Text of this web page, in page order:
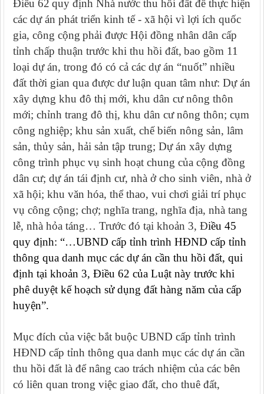
Điều 62 quy định Nhà nước thu hồi đất đểthực hiện
các dự án phát triển kinh tế - xã hội vì lợi ích quốc
gia, công cộng phải được Hội đồng nhân dân cấp
tỉnh chấp thuận trước khi thu hồi đất, bao gồm 11
loại dự án, trong đó có cả các dự án “nuốt” nhiều
đất thời gian qua được dư luận quan tâm như: Dự án
xây dựng khu đô thị mới, khu dân cư nông thôn
mới; chỉnh trang đô thị, khu dân cư nông thôn; cụm
công nghiệp; khu sản xuất, chế biến nông sản, lâm
sản, thủy sản, hải sản tập trung; Dự án xây dựng
công trình phục vụ sinh hoạt chung của cộng đồng
dân cư; dự án tái định cư, nhà ở cho sinh viên, nhà ở
xã hội; khu văn hóa, thể thao, vui chơi giải trí phục
vụ công cộng; chợ; nghĩa trang, nghĩa địa, nhà tang
lễ, nhà hỏa táng… Trước đó tại khoản 3, Điều 45
quy định: “…UBND cấp tỉnh trình HĐND cấp tỉnh
thông qua danh mục các dự án cần thu hồi đất, qui
định tại khoản 3, Điều 62 của Luật này trước khi
phê duyệt kế hoạch sử dụng đất hàng năm của cấp
huyện”.
Mục đích của việc bắt buộc UBND cấp tỉnh trình
HĐND cấp tỉnh thông qua danh mục các dự án cần
thu hồi đất là để nâng cao trách nhiệm của các bên
có liên quan trong việc giao đất, cho thuê đất,